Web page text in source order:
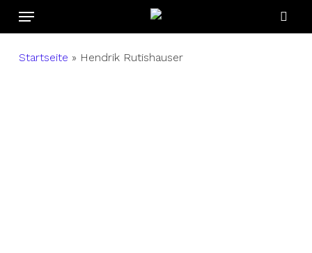
SkipMenu
Startseite » Hendrik Rutishauser